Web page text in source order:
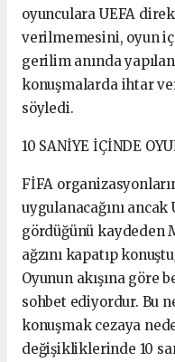
oyunculara UEFA
verilmemesini, oyun
gerilim anında
konuşmalarda ihtar
söyledi.
10 SANİYE İÇİNDE
FİFA
uygulanacağını ancak
gördüğünü kaydeden
ağzını kapatıp
Oyunun akışına göre
sohbet ediyordur. Bu
konuşmak cezaya
değişikliklerinde 10